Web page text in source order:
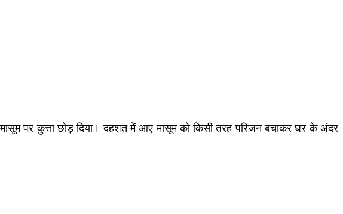
पर कुत्ता छोड़ दिया। दहशत में आए मासूम को किसी तरह परिजन बचाकर घर के अंदर